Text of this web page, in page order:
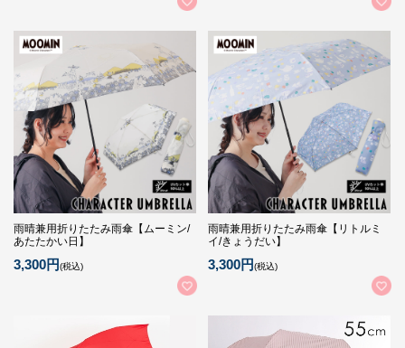
雨晴兼用折りたたみ雨傘【ムーミン/
あたたかい日】
3,300円(税込)
雨晴兼用折りたたみ雨傘【リトルミ
イ/きょうだい】
3,300円(税込)